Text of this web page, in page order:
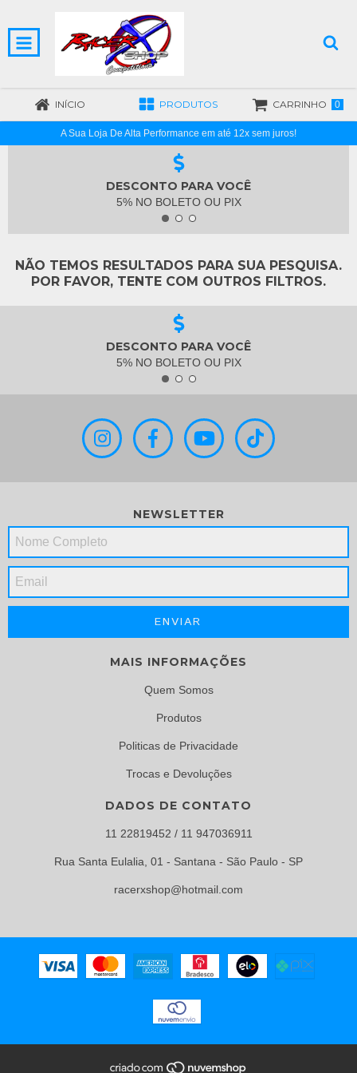
INÍCIO PRODUTOS CARRINHO 0
A Sua Loja De Alta Performance em até 12x sem juros!
DESCONTO PARA VOCÊ
5% NO BOLETO OU PIX
NÃO TEMOS RESULTADOS PARA SUA PESQUISA.
POR FAVOR, TENTE COM OUTROS FILTROS.
DESCONTO PARA VOCÊ
5% NO BOLETO OU PIX
NEWSLETTER
MAIS INFORMAÇÕES
Quem Somos
Produtos
Politicas de Privacidade
Trocas e Devoluções
DADOS DE CONTATO
11 22819452 / 11 947036911
Rua Santa Eulalia, 01 - Santana - São Paulo - SP
racerxshop@hotmail.com